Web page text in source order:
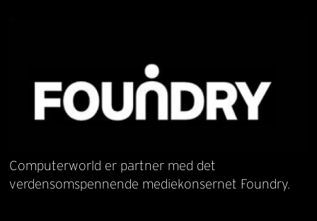
Computerworld er partner med det
verdensomspennende mediekonsernet Foundry.